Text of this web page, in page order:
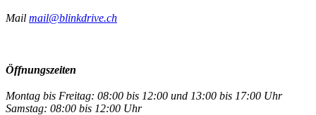
Mail mail@blinkdrive.ch
Öffnungszeiten
Montag bis Freitag: 08:00 bis 12:00 und 13:00 bis 17:00 Uhr
Samstag: 08:00 bis 12:00 Uhr